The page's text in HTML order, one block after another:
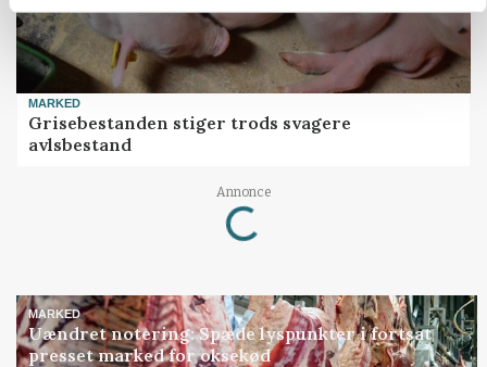
MARKED
Grisebestanden stiger trods svagere
avlsbestand
Annonce
Loading...
MARKED
Uændret notering: Spæde lyspunkter i fortsat
presset marked for oksekød